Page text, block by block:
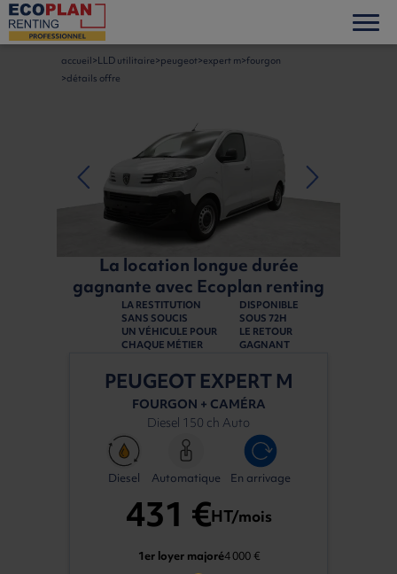
accueil LLD utilitaire peugeot expert m fourgon
détails offre
La location longue durée
gagnante avec Ecoplan renting
LA RESTITUTION
SANS SOUCIS
UN VÉHICULE POUR
CHAQUE MÉTIER
DISPONIBLE
SOUS 72H
LE RETOUR
GAGNANT
PEUGEOT EXPERT M
FOURGON + CAMÉRA
Diesel 150 ch Auto
Diesel Automatique En arrivage
431 €HT/mois
1er loyer majoré4 000 €